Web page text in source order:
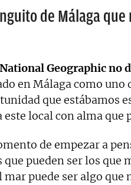
de Málaga
Geographic no
en Málaga como uno
que estábamos
local con alma que
de empezar a
que pueden ser los que
mar puede ser algo que